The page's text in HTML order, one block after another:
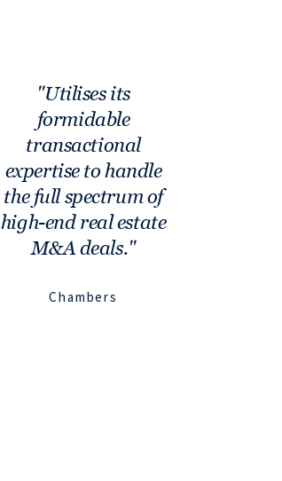
Utilises its
formidable
transactional
expertise to handle
the full spectrum of
high-end real estate
M&A deals.
Chambers